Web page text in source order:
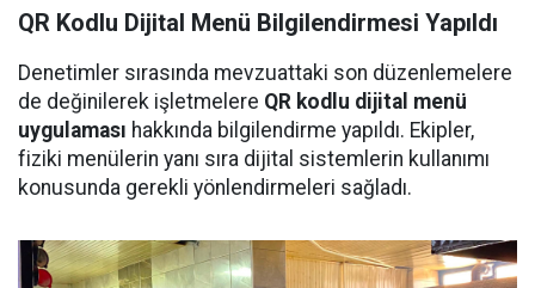
QR Kodlu Dijital Menü Bilgilendirmesi Yapıldı
Denetimler sırasında mevzuattaki son düzenlemelere
de değinilerek işletmelere QR kodlu dijital menü
uygulaması hakkında bilgilendirme yapıldı. Ekipler,
fiziki menülerin yanı sıra dijital sistemlerin kullanımı
konusunda gerekli yönlendirmeleri sağladı.